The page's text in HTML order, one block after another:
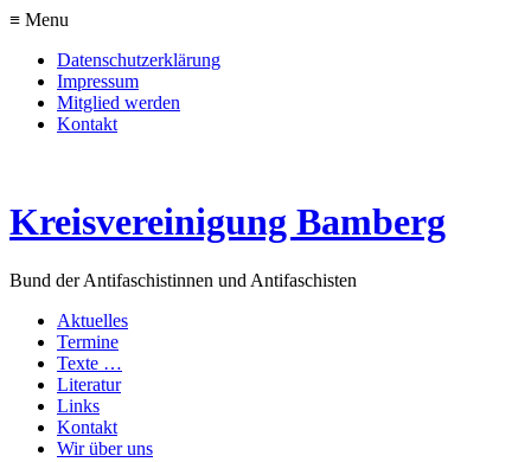
≡ Menu
Datenschutzerklärung
Impressum
Mitglied werden
Kontakt
Kreisvereinigung Bamberg
Bund der Antifaschistinnen und Antifaschisten
Aktuelles
Termine
Texte …
Literatur
Links
Kontakt
Wir über uns